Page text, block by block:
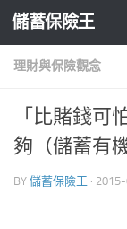
Skip to content
儲蓄保險王
理財與保險觀念
「比賭錢可
夠（儲蓄有
BY 儲蓄保險王 ·